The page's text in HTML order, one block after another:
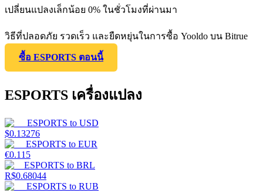
เปลี่ยนแปลงเล็กน้อย 0% ในชั่วโมงที่ผ่านมา
วิธีที่ปลอดภัย รวดเร็ว และยืดหยุ่นในการซื้อ Yooldo บน Bitrue
ซื้อ ESPORTS ตอนนี้
ESPORTS เครื่องแปลง
ESPORTS to USD
$0.13276
ESPORTS to EUR
€0.115
ESPORTS to BRL
R$0.68044
ESPORTS to RUB